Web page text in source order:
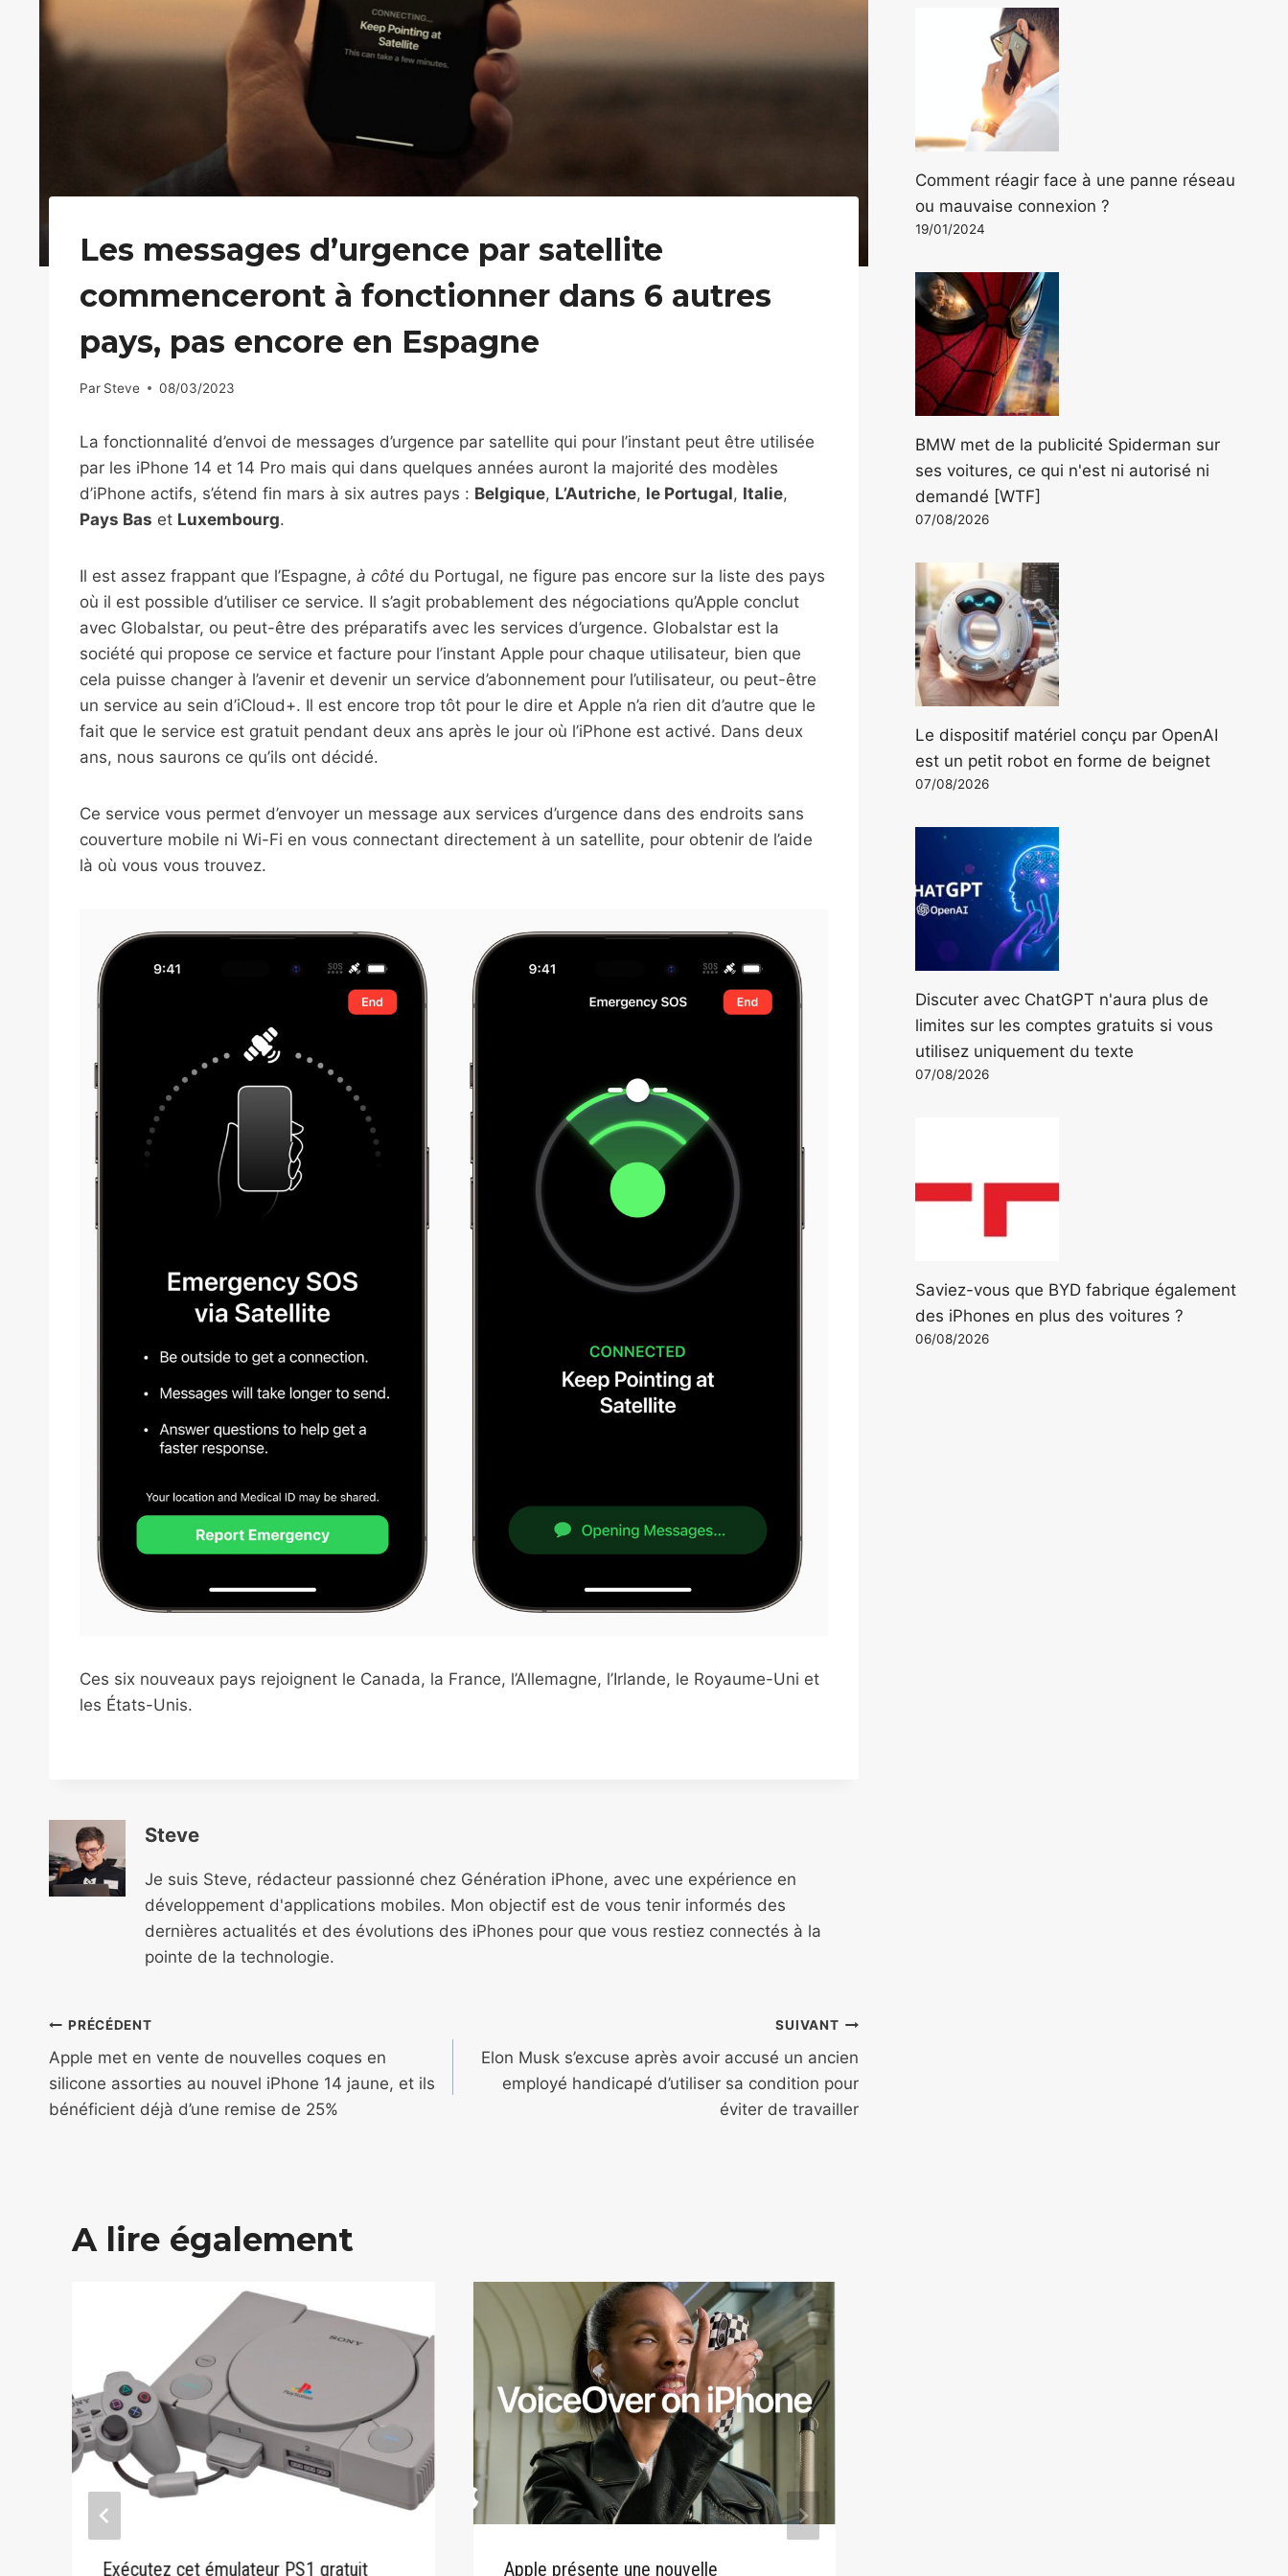
Les messages d’urgence par satellite
commenceront à fonctionner dans 6 autres
pays, pas encore en Espagne
Par Steve 08/03/2023
La fonctionnalité d’envoi de messages d’urgence par satellite qui pour l’instant peut être utilisée
par les iPhone 14 et 14 Pro mais qui dans quelques années auront la majorité des modèles
d’iPhone actifs, s’étend fin mars à six autres pays : Belgique, L’Autriche, le Portugal, Italie,
Pays Bas et Luxembourg.
Il est assez frappant que l’Espagne, à côté du Portugal, ne figure pas encore sur la liste des pays
où il est possible d’utiliser ce service. Il s’agit probablement des négociations qu’Apple conclut
avec Globalstar, ou peut-être des préparatifs avec les services d’urgence. Globalstar est la
société qui propose ce service et facture pour l’instant Apple pour chaque utilisateur, bien que
cela puisse changer à l’avenir et devenir un service d’abonnement pour l’utilisateur, ou peut-être
un service au sein d’iCloud+. Il est encore trop tôt pour le dire et Apple n’a rien dit d’autre que le
fait que le service est gratuit pendant deux ans après le jour où l’iPhone est activé. Dans deux
ans, nous saurons ce qu’ils ont décidé.
Ce service vous permet d’envoyer un message aux services d’urgence dans des endroits sans
couverture mobile ni Wi-Fi en vous connectant directement à un satellite, pour obtenir de l’aide
là où vous vous trouvez.
Ces six nouveaux pays rejoignent le Canada, la France, l’Allemagne, l’Irlande, le Royaume-Uni et
les États-Unis.
Steve
Je suis Steve, rédacteur passionné chez Génération iPhone, avec une expérience en
développement d'applications mobiles. Mon objectif est de vous tenir informés des
dernières actualités et des évolutions des iPhones pour que vous restiez connectés à la
pointe de la technologie.
Navigation
de
l’article
PRÉCÉDENT
Apple met en vente de nouvelles coques en
silicone assorties au nouvel iPhone 14 jaune, et ils
bénéficient déjà d’une remise de 25%
SUIVANT
Elon Musk s’excuse après avoir accusé un ancien
employé handicapé d’utiliser sa condition pour
éviter de travailler
A lire également
Exécutez cet émulateur PS1 gratuit
Apple présente une nouvelle
Comment réagir face à une panne réseau
ou mauvaise connexion ?
19/01/2024
BMW met de la publicité Spiderman sur
ses voitures, ce qui n'est ni autorisé ni
demandé [WTF]
07/08/2026
Le dispositif matériel conçu par OpenAI
est un petit robot en forme de beignet
07/08/2026
Discuter avec ChatGPT n'aura plus de
limites sur les comptes gratuits si vous
utilisez uniquement du texte
07/08/2026
Saviez-vous que BYD fabrique également
des iPhones en plus des voitures ?
06/08/2026